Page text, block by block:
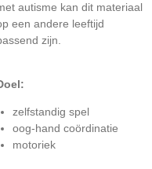
autisme kan dit materiaal
een andere leeftijd
zijn.
zelfstandig spel
oog-hand coördinatie
motoriek